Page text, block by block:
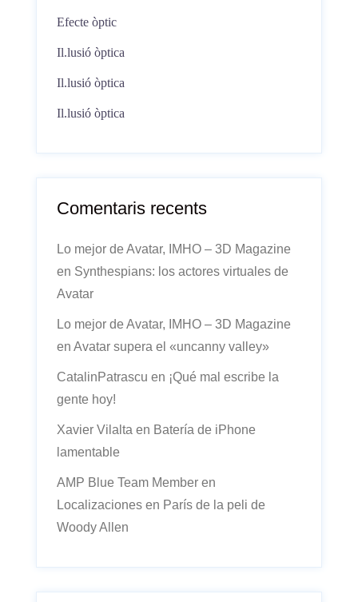
Efecte òptic
Il.lusió òptica
Il.lusió òptica
Il.lusió òptica
Comentaris recents
Lo mejor de Avatar, IMHO – 3D Magazine
en Synthespians: los actores virtuales de
Avatar
Lo mejor de Avatar, IMHO – 3D Magazine
en Avatar supera el «uncanny valley»
CatalinPatrascu en ¡Qué mal escribe la
gente hoy!
Xavier Vilalta en Batería de iPhone
lamentable
AMP Blue Team Member en
Localizaciones en París de la peli de
Woody Allen